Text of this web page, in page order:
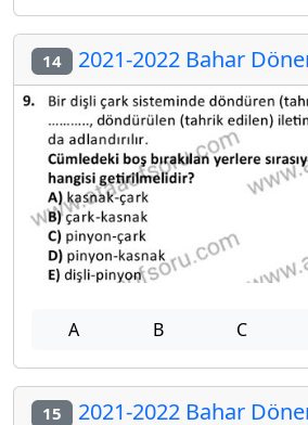
14 2021-2022 Bahar
A B C
15 2021-2022 Bahar